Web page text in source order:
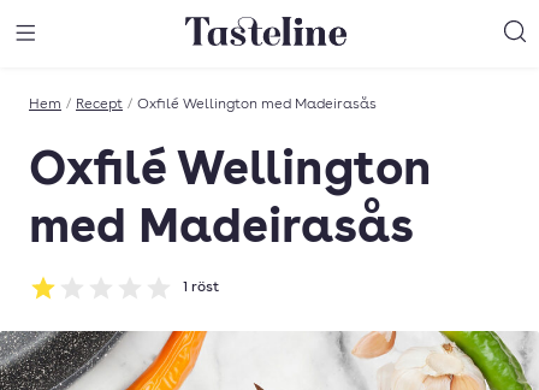
Till Tastelines startsida
Hem / Recept / Oxfilé Wellington med Madeirasås
Oxfilé Wellington
med Madeirasås
Betyg: 1 av 5
1 röst